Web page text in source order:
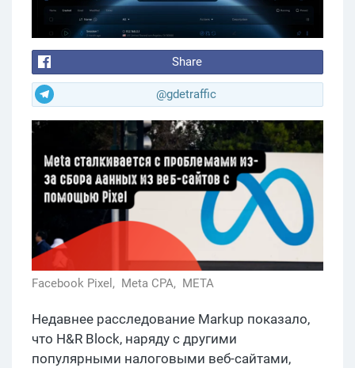
Share
@gdetraffic
Facebook Pixel, Meta CPA, META
Недавнее расследование Markup показало,
что H&R Block, наряду с другими
популярными налоговыми веб-сайтами,